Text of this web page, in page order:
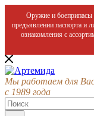
Оружие и боеприпасы
предъявлении паспорта и
ознакомления с
Мы работаем для
с 1989 года